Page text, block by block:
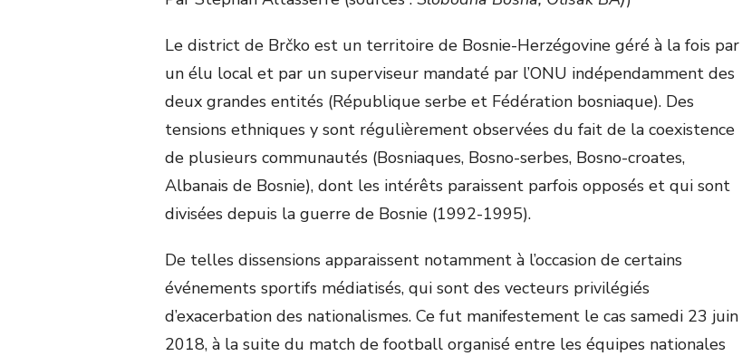
Le district de Brčko est un territoire de Bosnie-Herzégovine géré à la fois par
un élu local et par un superviseur mandaté par l’ONU indépendamment des
deux grandes entités (République serbe et Fédération bosniaque). Des
tensions ethniques y sont régulièrement observées du fait de la coexistence
de plusieurs communautés (Bosniaques, Bosno-serbes, Bosno-croates,
Albanais de Bosnie), dont les intérêts paraissent parfois opposés et qui sont
divisées depuis la guerre de Bosnie (1992-1995).
De telles dissensions apparaissent notamment à l’occasion de certains
événements sportifs médiatisés, qui sont des vecteurs privilégiés
d’exacerbation des nationalismes. Ce fut manifestement le cas samedi 23 juin
2018, à la suite du match de football organisé entre les équipes nationales